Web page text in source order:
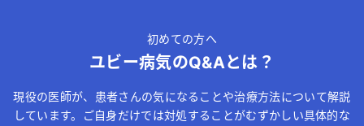
初めての方へ
ユビー病気のQ&Aとは？
現役の医師が、患者さんの気になることや治療方法について解説
しています。ご自身だけでは対処することがむずかしい具体的な